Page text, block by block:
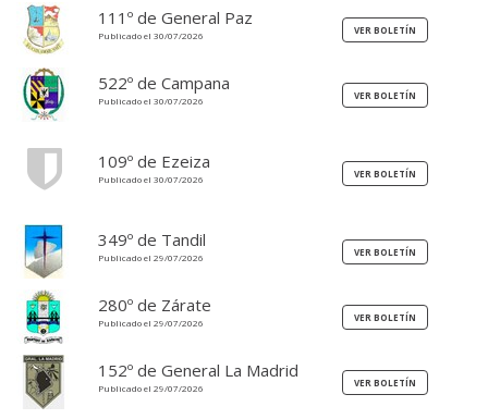
111º de General Paz
Publicado el 30/07/2026
522º de Campana
Publicado el 30/07/2026
109º de Ezeiza
Publicado el 30/07/2026
349º de Tandil
Publicado el 29/07/2026
280º de Zárate
Publicado el 29/07/2026
152º de General La Madrid
Publicado el 29/07/2026